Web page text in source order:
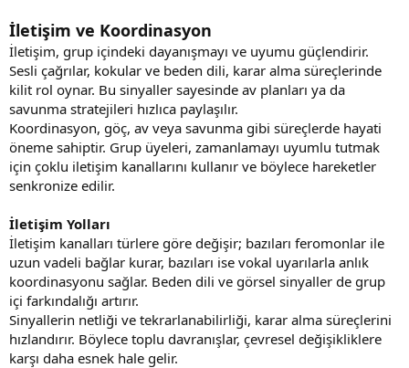
İletişim ve Koordinasyon
İletişim, grup içindeki dayanışmayı ve uyumu güçlendirir.
Sesli çağrılar, kokular ve beden dili, karar alma süreçlerinde
kilit rol oynar. Bu sinyaller sayesinde av planları ya da
savunma stratejileri hızlıca paylaşılır.
Koordinasyon, göç, av veya savunma gibi süreçlerde hayati
öneme sahiptir. Grup üyeleri, zamanlamayı uyumlu tutmak
için çoklu iletişim kanallarını kullanır ve böylece hareketler
senkronize edilir.
İletişim Yolları
İletişim kanalları türlere göre değişir; bazıları feromonlar ile
uzun vadeli bağlar kurar, bazıları ise vokal uyarılarla anlık
koordinasyonu sağlar. Beden dili ve görsel sinyaller de grup
içi farkındalığı artırır.
Sinyallerin netliği ve tekrarlanabilirliği, karar alma süreçlerini
hızlandırır. Böylece toplu davranışlar, çevresel değişikliklere
karşı daha esnek hale gelir.